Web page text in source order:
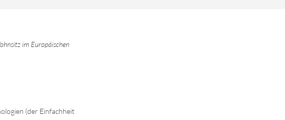
im Europäischen
(der Einfachheit